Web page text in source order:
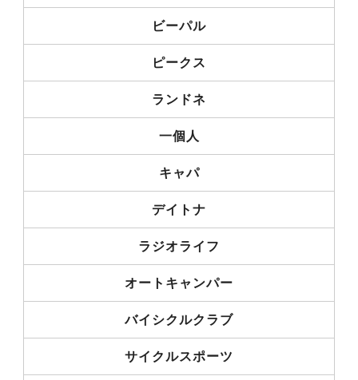
ビーパル
ピークス
ランドネ
一個人
キャパ
デイトナ
ラジオライフ
オートキャンパー
バイシクルクラブ
サイクルスポーツ